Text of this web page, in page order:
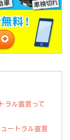
ラル宣言って
ートラル宣言